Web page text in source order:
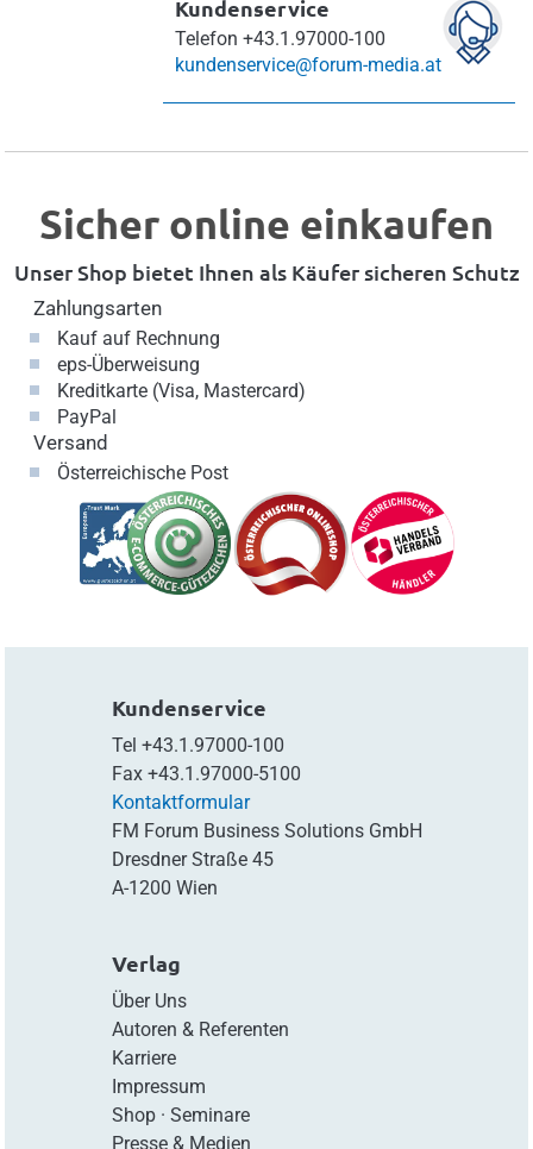
Kundenservice
Telefon +43.1.97000-100
kundenservice@forum-media.at
Sicher online einkaufen
Unser Shop bietet Ihnen als Käufer sicheren Schutz
Zahlungsarten
Kauf auf Rechnung
eps-Überweisung
Kreditkarte (Visa, Mastercard)
PayPal
Versand
Österreichische Post
Kundenservice
Tel +43.1.97000-100
Fax +43.1.97000-5100
Kontaktformular
FM Forum Business Solutions GmbH
Dresdner Straße 45
A-1200 Wien
Verlag
Über Uns
Autoren & Referenten
Karriere
Impressum
Shop· Seminare
Presse & Medien